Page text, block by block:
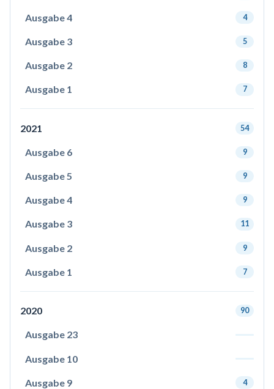
Ausgabe 4 4
Ausgabe 3 5
Ausgabe 2 8
Ausgabe 1 7
2021 54
Ausgabe 6 9
Ausgabe 5 9
Ausgabe 4 9
Ausgabe 3 11
Ausgabe 2 9
Ausgabe 1 7
2020 90
Ausgabe 23
Ausgabe 10
Ausgabe 9 4